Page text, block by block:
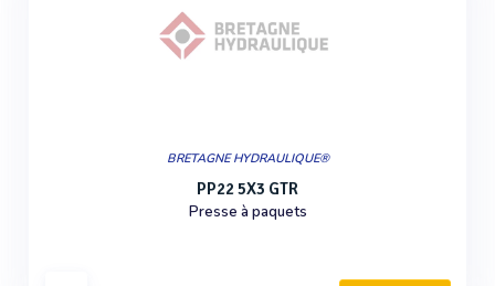
BRETAGNE HYDRAULIQUE®
PP22 5X3 GTR
Presse à paquets